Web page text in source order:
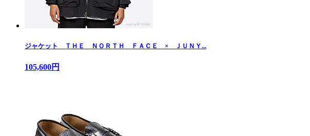
ジャケット ＴＨＥ ＮＯＲＴＨ ＦＡＣＥ × ＪＵＮＹ...
105,600円